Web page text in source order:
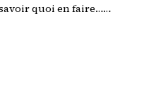
quoi en faire……